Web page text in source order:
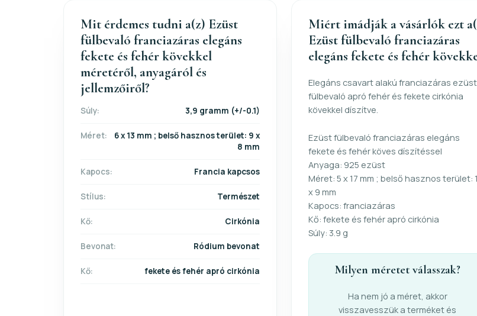
Mit érdemes tudni a(z) Ezüst
fülbevaló franciazáras elegáns
fekete és fehér kövekkel
méretéről, anyagáról és
jellemzőiről?
Súly: 3,9 gramm (+/-0.1)
Méret:
6 x 13 mm ; belső hasznos terület: 9 x
8 mm
Kapocs: Francia kapcsos
Stílus: Természet
Kő: Cirkónia
Bevonat: Ródium bevonat
Kő: fekete és fehér apró cirkónia
Miért imádják a vásárlók ezt
Ezüst fülbevaló franciazáras
elegáns fekete és fehér
Elegáns csavart alakú franciazáras ezüst
fülbevaló apró fehér és fekete cirkónia
kövekkel díszítve.
Ezüst fülbevaló franciazáras elegáns
fekete és fehér köves díszítéssel
Anyaga: 925 ezüst
Méret: 5 x 17 mm ; belső hasznos terület:
x 9 mm
Kapocs: franciazáras
Kő: fekete és fehér apró cirkónia
Súly: 3.9 g
Milyen méretet válasszak?
Ha nem jó a méret, akkor
visszavesszük a terméket és